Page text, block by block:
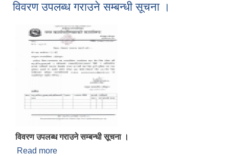
विवरण उपलब्ध गराउने सम्बन्धी सूचना ।
विवरण उपलब्ध गराउने सम्बन्धी सूचना ।
Read more